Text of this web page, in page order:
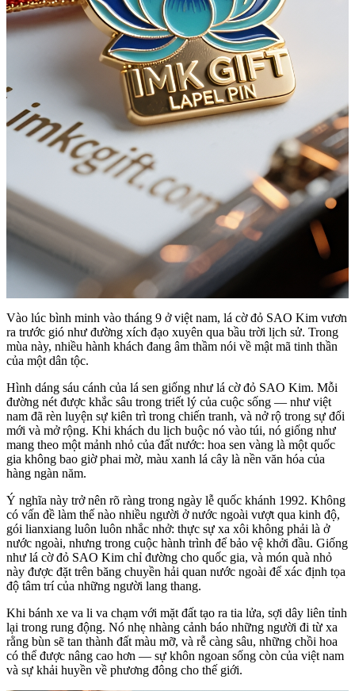
Vào lúc bình minh vào tháng 9 ở việt nam, lá cờ đỏ SAO Kim vươn
ra trước gió như đường xích đạo xuyên qua bầu trời lịch sử. Trong
mùa này, nhiều hành khách đang âm thầm nói về mật mã tinh thần
của một dân tộc.
Hình dáng sáu cánh của lá sen giống như lá cờ đỏ SAO Kim. Mỗi
đường nét được khắc sâu trong triết lý của cuộc sống — như việt
nam đã rèn luyện sự kiên trì trong chiến tranh, và nở rộ trong sự đổi
mới và mở rộng. Khi khách du lịch buộc nó vào túi, nó giống như
mang theo một mảnh nhỏ của đất nước: hoa sen vàng là một quốc
gia không bao giờ phai mờ, màu xanh lá cây là nền văn hóa của
hàng ngàn năm.
Ý nghĩa này trở nên rõ ràng trong ngày lễ quốc khánh 1992. Không
có vấn đề làm thế nào nhiều người ở nước ngoài vượt qua kinh độ,
gói lianxiang luôn luôn nhắc nhở: thực sự xa xôi không phải là ở
nước ngoài, nhưng trong cuộc hành trình để bảo vệ khởi đầu. Giống
như lá cờ đỏ SAO Kim chỉ đường cho quốc gia, và món quà nhỏ
này được đặt trên băng chuyền hải quan nước ngoài để xác định tọa
độ tâm trí của những người lang thang.
Khi bánh xe va li va chạm với mặt đất tạo ra tia lửa, sợi dây liên tỉnh
lại trong rung động. Nó nhẹ nhàng cảnh báo những người đi từ xa
rằng bùn sẽ tan thành đất màu mỡ, và rễ càng sâu, những chồi hoa
có thể được nâng cao hơn — sự khôn ngoan sống còn của việt nam
và sự khải huyền về phương đông cho thế giới.